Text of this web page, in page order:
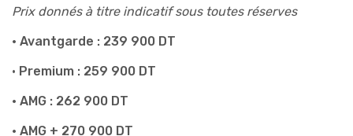
Prix donnés à titre indicatif sous toutes réserves
• Avantgarde : 239 900 DT
• Premium : 259 900 DT
• AMG : 262 900 DT
• AMG + 270 900 DT